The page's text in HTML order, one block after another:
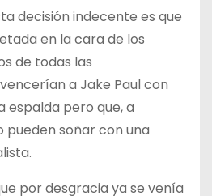
decisión indecente es que
en la cara de los
de todas las
a Jake Paul con
espalda pero que, a
pueden soñar con una
por desgracia ya se venía